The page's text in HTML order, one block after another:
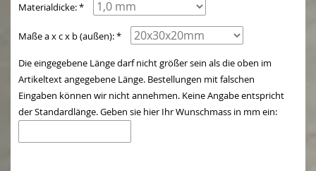
Materialdicke: *
Maße a x c x b (außen): *
Die eingegebene Länge darf nicht größer sein als die oben im
Artikeltext angegebene Länge. Bestellungen mit falschen
Eingaben können wir nicht annehmen. Keine Angabe entspricht
der Standardlänge. Geben sie hier Ihr Wunschmass in mm ein: